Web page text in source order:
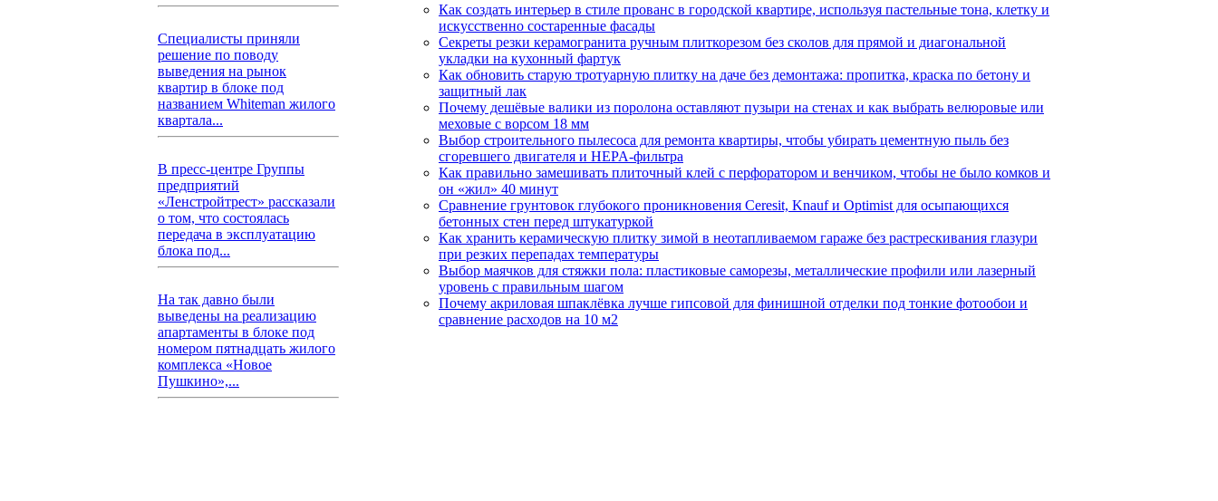
Специалисты приняли
решение по поводу
выведения на рынок
квартир в блоке под
названием Whiteman жилого
квартала...
В пресс-центре Группы
предприятий
«Ленстройтрест» рассказали
о том, что состоялась
передача в эксплуатацию
блока под...
На так давно были
выведены на реализацию
апартаменты в блоке под
номером пятнадцать жилого
комплекса «Новое
Пушкино»,...
Как создать интерьер в стиле прованс в городской квартире, используя пастельные тона, клетку и
искусственно состаренные фасады
Секреты резки керамогранита ручным плиткорезом без сколов для прямой и диагональной
укладки на кухонный фартук
Как обновить старую тротуарную плитку на даче без демонтажа: пропитка, краска по бетону и
защитный лак
Почему дешёвые валики из поролона оставляют пузыри на стенах и как выбрать велюровые или
меховые с ворсом 18 мм
Выбор строительного пылесоса для ремонта квартиры, чтобы убирать цементную пыль без
сгоревшего двигателя и HEPA-фильтра
Как правильно замешивать плиточный клей с перфоратором и венчиком, чтобы не было комков и
он «жил» 40 минут
Сравнение грунтовок глубокого проникновения Ceresit, Knauf и Optimist для осыпающихся
бетонных стен перед штукатуркой
Как хранить керамическую плитку зимой в неотапливаемом гараже без растрескивания глазури
при резких перепадах температуры
Выбор маячков для стяжки пола: пластиковые саморезы, металлические профили или лазерный
уровень с правильным шагом
Почему акриловая шпаклёвка лучше гипсовой для финишной отделки под тонкие фотообои и
сравнение расходов на 10 м2